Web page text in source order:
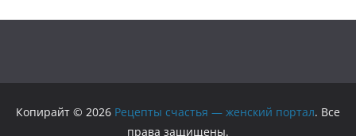
Копирайт © 2026 Рецепты счастья — женский портал. Все
права защищены.